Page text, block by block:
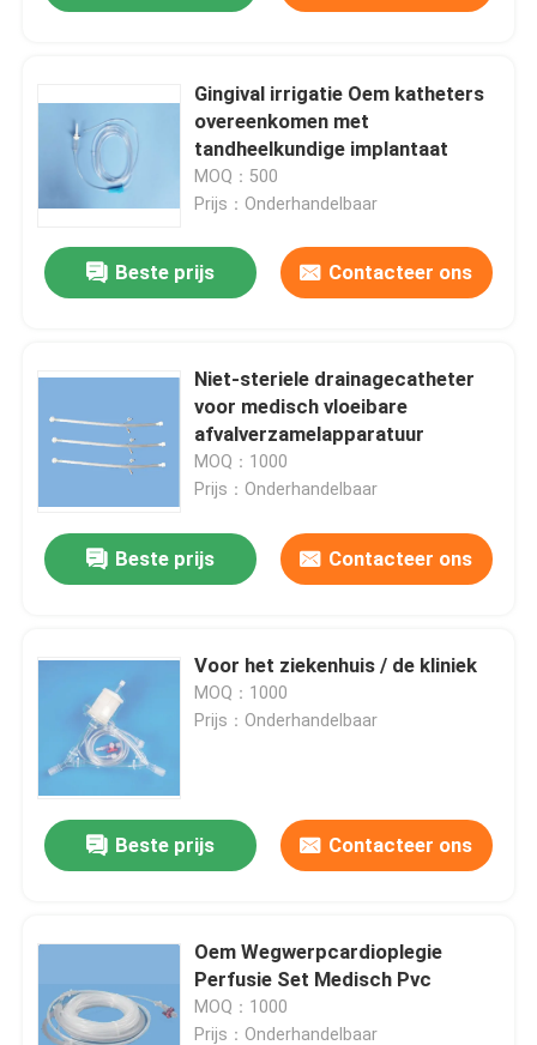
Gingival irrigatie Oem katheters
overeenkomen met
tandheelkundige implantaat
MOQ：500
Prijs：Onderhandelbaar
Beste prijs Contacteer ons
Niet-steriele drainagecatheter
voor medisch vloeibare
afvalverzamelapparatuur
MOQ：1000
Prijs：Onderhandelbaar
Beste prijs Contacteer ons
Voor het ziekenhuis / de kliniek
MOQ：1000
Prijs：Onderhandelbaar
Beste prijs Contacteer ons
Oem Wegwerpcardioplegie
Perfusie Set Medisch Pvc
MOQ：1000
Prijs：Onderhandelbaar